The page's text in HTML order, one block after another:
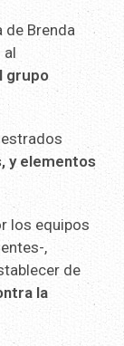
de Brenda
al
grupo
y elementos
los equipos
,
de
la